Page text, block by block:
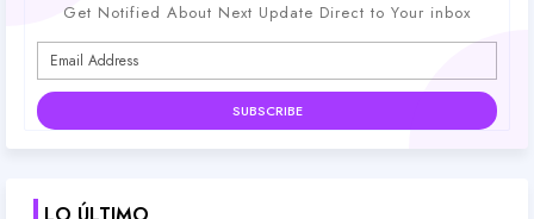
Get Notified About Next Update Direct to Your inbox